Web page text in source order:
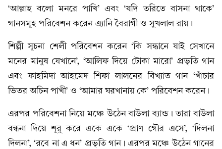
‘আল্লাহ বলো মনরে পাখি’ এবং ‘যদি তরিতে বাসনা থাকে’
গানসমূহ পরিবেশন করেন এ্যানি বৈরাগী ও সুখলাল রায়।
শিল্পী সূচনা শেলী পরিবেশন করেন ‘কি সন্ধানে যাই সেখানে
মনের মানুষ যেখানে’, ‘আলিফ দিয়ে টোকা মারো’ প্রভৃতি গান
এবং ফাহমিদা আহমেদ শিফা লালনের বিখ্যাত গান ‘খাঁচার
ভিতর অচিন পাখী’ ও ‘আমার ঘরখানায় কে’ পরিবেশন করেন।
এরপর পরিবেশনা নিয়ে মঞ্চে উঠেন বাউলা ব্যান্ড। তারা বাউলা
বন্ধনা দিয়ে শুরু করে একে একে ‘প্রাণ গৌর এসে’, ‘দিলনা
দিলনা’, ‘রবে না এ ধন’ প্রভৃতি গান। এরপর মঞ্চে উঠেন গানের